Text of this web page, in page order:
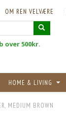
OM REN VELVÆRE
over 500kr.
HOME & LIVING
MEDIUM BROWN